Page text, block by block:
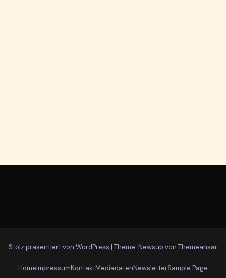
Stolz präsentiert von WordPress | Theme: Newsup von Themeansar
HomeImpressumKontaktMediadatenNewsletterSample Page